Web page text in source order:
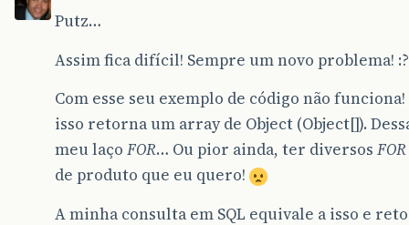
Putz…
Assim fica difícil! Sempre um novo problema! :?
Com esse seu exemplo de código não
isso retorna um array de Object (Object[]).
meu laço FOR… Ou pior ainda, ter diversos FOR
de produto que eu quero!
A minha consulta em SQL equivale a isso e